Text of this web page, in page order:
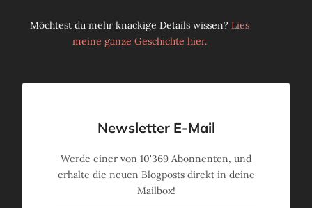
Möchtest du mehr knackige Details wissen? Lies
meine ganze Geschichte hier.
Newsletter E-Mail
Werde einer von 10'369 Abonnenten, und
erhalte die neuen Blogposts direkt in deine
Mailbox!